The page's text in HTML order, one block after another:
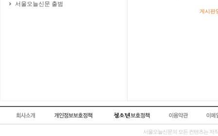
서울오늘신문 출범
게시판
서울오늘신문의 모든 컨텐츠는 저